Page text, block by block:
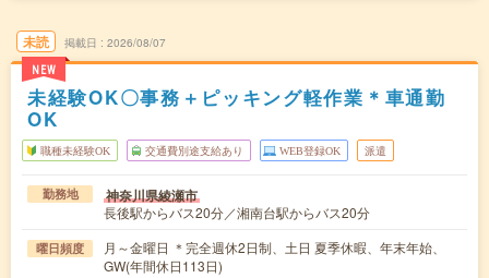
未読
NEW
掲載日 2026/08/07
未経験OK〇事務＋ピッキング軽作業＊車通勤
OK
職種未経験OK 交通費別途支給あり WEB登録OK 派遣
勤務地 神奈川県綾瀬市
長後駅からバス20分／湘南台駅からバス20分
曜日頻度
月～金曜日 ＊完全週休2日制、土日 夏季休暇、年末年始、
GW(年間休日113日)